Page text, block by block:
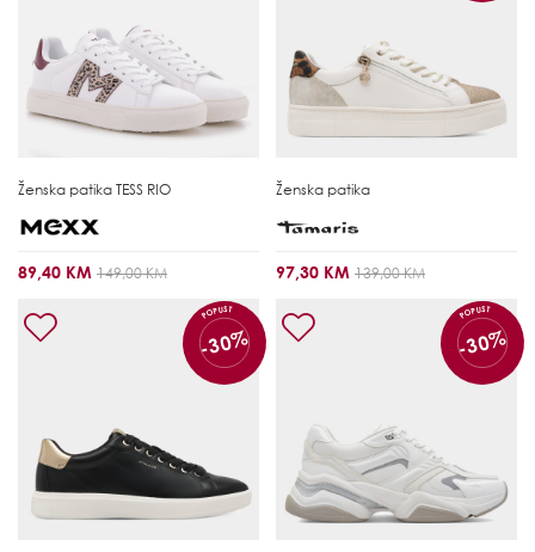
Ženska patika TESS RIO
89,40 KM 149,00 KM
Ženska patika
97,30 KM 139,00 KM
POPUST
-30%
POPUST
-30%